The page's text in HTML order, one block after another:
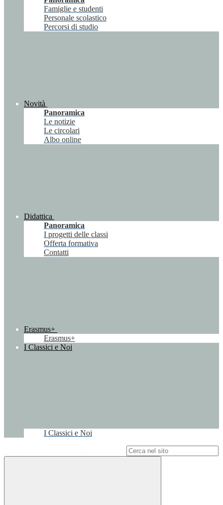
Famiglie e studenti
Personale scolastico
Percorsi di studio
Novità
Panoramica
Le notizie
Le circolari
Albo online
Didattica
Panoramica
I progetti delle classi
Offerta formativa
Contatti
Erasmus+
Erasmus+
I Classici e Noi
I Classici e Noi